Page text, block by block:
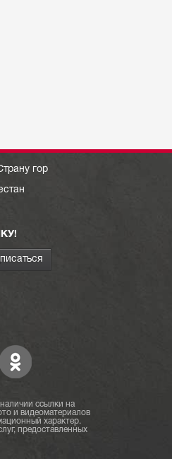
гор
ссылки на
и видеоматериалов
характер.
предоставленных